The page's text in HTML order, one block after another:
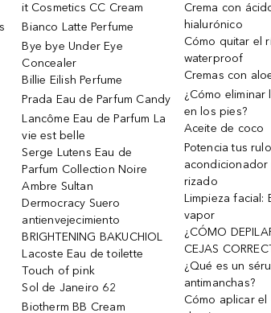
it Cosmetics CC Cream
Bianco Latte Perfume
Bye bye Under Eye
Concealer
Billie Eilish Perfume
Prada Eau de Parfum Candy
Lancôme Eau de Parfum La
vie est belle
Serge Lutens Eau de
Parfum Collection Noire
Ambre Sultan
Dermocracy Suero
antienvejecimiento
BRIGHTENING BAKUCHIOL
Lacoste Eau de toilette
Touch of pink
Sol de Janeiro 62
Biotherm BB Cream
Crema con
hialurónico
Cómo quitar el
waterproof
Cremas con
¿Cómo eliminar
en los pies?
Aceite de coco
Potencia tus
rizado
Limpieza facial:
vapor
¿CÓMO
CEJAS
¿Qué es un
antimanchas?
Cómo aplicar